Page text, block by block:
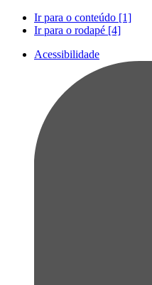
Ir para o conteúdo [1]
Ir para o rodapé [4]
Acessibilidade